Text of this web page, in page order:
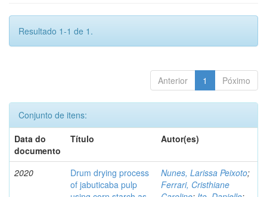
Resultado 1-1 de 1.
Anterior 1 Póximo
Conjunto de itens:
Data do
documento
Título Autor(es)
2020
Drum drying process
of jabuticaba pulp
Nunes, Larissa Peixoto;
Ferrari, Cristhiane